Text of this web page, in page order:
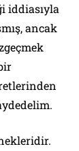
iddiasıyla
ancak